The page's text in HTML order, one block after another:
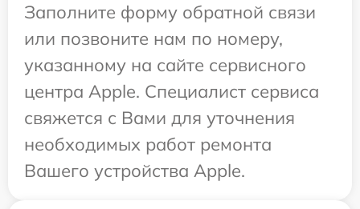
Заполните форму обратной связи
или позвоните нам по номеру,
указанному на сайте сервисного
центра Apple. Специалист сервиса
свяжется с Вами для уточнения
необходимых работ ремонта
Вашего устройства Apple.